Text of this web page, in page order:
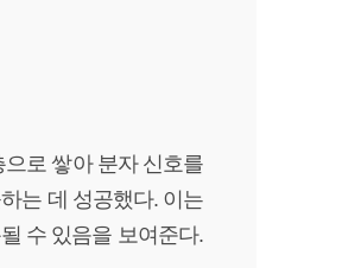
로 쌓아 분자 신호를
는 데 성공했다. 이는
수 있음을 보여준다.